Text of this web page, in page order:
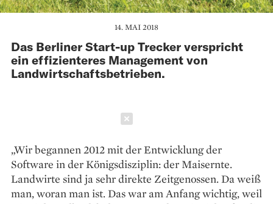
14. MAI 2018
Das Berliner Start-up Trecker verspricht
ein effizienteres Management von
Landwirtschaftsbetrieben.
„Wir begannen 2012 mit der Entwicklung der
Software in der Königs­disziplin: der Maisernte.
Landwirte sind ja sehr direkte Zeitgenossen. Da weiß
man, woran man ist. Das war am Anfang wichtig, weil